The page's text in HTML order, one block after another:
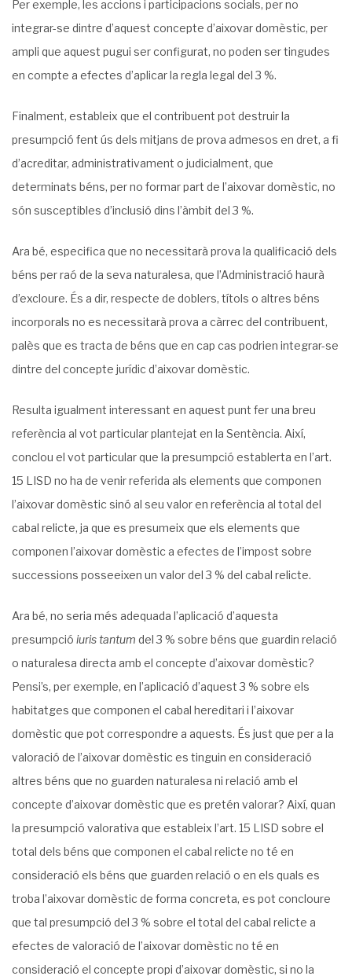
Per exemple, les accions i participacions socials, per no
integrar-se dintre d’aquest concepte d’aixovar domèstic, per
ampli que aquest pugui ser configurat, no poden ser tingudes
en compte a efectes d’aplicar la regla legal del 3 %.
Finalment, estableix que el contribuent pot destruir la
presumpció fent ús dels mitjans de prova admesos en dret, a fi
d’acreditar, administrativament o judicialment, que
determinats béns, per no formar part de l’aixovar domèstic, no
són susceptibles d’inclusió dins l’àmbit del 3 %.
Ara bé, especifica que no necessitarà prova la qualificació dels
béns per raó de la seva naturalesa, que l’Administració haurà
d’excloure. És a dir, respecte de doblers, títols o altres béns
incorporals no es necessitarà prova a càrrec del contribuent,
palès que es tracta de béns que en cap cas podrien integrar-se
dintre del concepte jurídic d’aixovar domèstic.
Resulta igualment interessant en aquest punt fer una breu
referència al vot particular plantejat en la Sentència. Així,
conclou el vot particular que la presumpció establerta en l’art.
15 LISD no ha de venir referida als elements que componen
l’aixovar domèstic sinó al seu valor en referència al total del
cabal relicte, ja que es presumeix que els elements que
componen l’aixovar domèstic a efectes de l’impost sobre
successions posseeixen un valor del 3 % del cabal relicte.
Ara bé, no seria més adequada l’aplicació d’aquesta
presumpció iuris tantum del 3 % sobre béns que guardin relació
o naturalesa directa amb el concepte d’aixovar domèstic?
Pensi’s, per exemple, en l’aplicació d’aquest 3 % sobre els
habitatges que componen el cabal hereditari i l’aixovar
domèstic que pot correspondre a aquests. És just que per a la
valoració de l’aixovar domèstic es tinguin en consideració
altres béns que no guarden naturalesa ni relació amb el
concepte d’aixovar domèstic que es pretén valorar? Així, quan
la presumpció valorativa que estableix l’art. 15 LISD sobre el
total dels béns que componen el cabal relicte no té en
consideració els béns que guarden relació o en els quals es
troba l’aixovar domèstic de forma concreta, es pot concloure
que tal presumpció del 3 % sobre el total del cabal relicte a
efectes de valoració de l’aixovar domèstic no té en
consideració el concepte propi d’aixovar domèstic, si no la